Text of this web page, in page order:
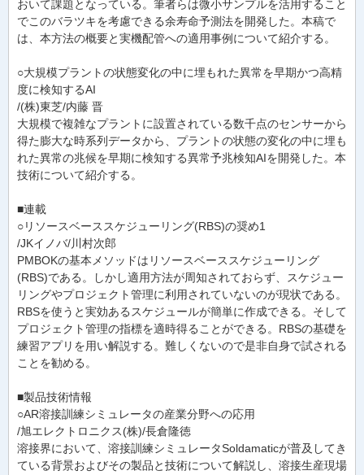
おいて課題となっている。筆者らは微小サンプルを活用すること
でこのバラツキを考慮できる余寿命予測法を開発した。本稿で
は、本方法の概要と実機配管への適用事例について紹介する。
○大規模プラントの状態変化の中に埋もれた異常を早期かつ高精
度に検知するAI
/(株)東芝/内藤 晋
大規模で複雑なプラントに設置されている数千点のセンサーから
得た膨大な時系列データから、プラントの状態の変化の中に埋も
れた異常の兆候を早期に検知する異常予兆検知AIを開発した。本
技術について紹介する。
■連載
○リソースベーススケジューリング(RBS)の奨め1
/JKイノバ/川村次郎
PMBOKの基本メソッドはリソースベーススケジューリング
(RBS)である。しかし適用方法が周知されておらず、スケジュー
リングやプロジェクト管理に利用されていないのが現状である。
RBSを使うと実効あるスケジュールが簡単に作成できる。そして
プロジェクト管理の指標を適時得ることができる。RBSの基礎を
練習アプリを用い解説する。難しくないので是非自身で試される
ことを勧める。
■製品技術情報
○AR溶接訓練シミュレータの産業分野への応用
/旭エレクトロニクス(株)/長倉隆徳
溶接界において、溶接訓練シミュレータSoldamaticが普及してき
ている背景およびその製品と技術について解説し、溶接生産現場